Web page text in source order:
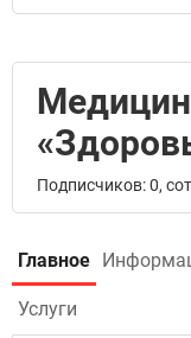
Подписчиков: 0,
Главное
Услуги